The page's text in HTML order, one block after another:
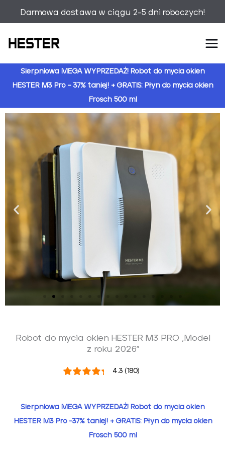
Darmowa dostawa w ciągu 2-5 dni roboczych!
Sierpniowa MEGA WYPRZEDAŻ! Robot do mycia okien
HESTER M3 Pro – 37% taniej! + GRATIS: Płyn do mycia okien
Frosch 500 ml
Robot do mycia okien HESTER M3 PRO „Model
z roku 2026”
4.3 (180)
Sierpniowa MEGA WYPRZEDAŻ! Robot do mycia okien
HESTER M3 Pro -37% taniej! + GRATIS: Płyn do mycia okien
Frosch 500 ml